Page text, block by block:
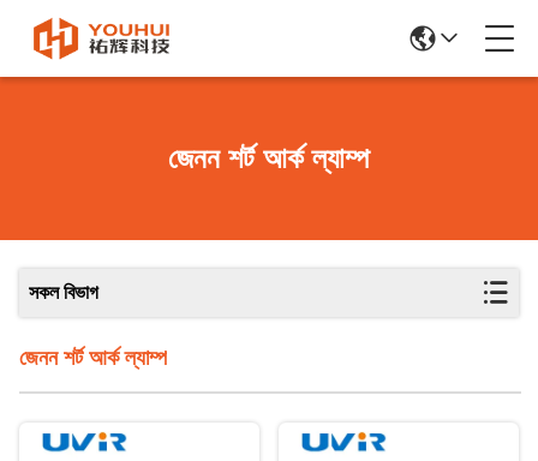
জেনন শর্ট আর্ক ল্যাম্প
সকল বিভাগ
জেনন শর্ট আর্ক ল্যাম্প